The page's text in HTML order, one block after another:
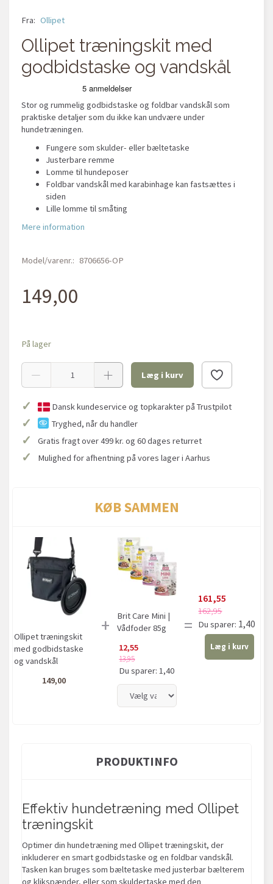
Fra: Ollipet
Ollipet træningskit med
godbidstaske og vandskål
Stor og rummelig godbidstaske og foldbar vandskål som
praktiske detaljer som du ikke kan undvære under
hundetræningen.
Fungere som skulder- eller bæltetaske
Justerbare remme
Lomme til hundeposer
Foldbar vandskål med karabinhage kan fastsættes i
siden
Lille lomme til småting
Mere information
Model/varenr.: 8706656-OP
149,00
På lager
Læg i kurv
✓ Dansk kundeservice og topkarakter på Trustpilot
✓ Tryghed, når du handler
✓ Gratis fragt over 499 kr. og 60 dages returret
✓ Mulighed for afhentning på vores lager i Aarhus
KØB SAMMEN
Ollipet træningskit
med godbidstaske
og vandskål
149,00
+
Brit Care Mini |
Vådfoder 85g
12,55
13,95
Du sparer:1,40
=
161,55
162,95
Du sparer: 1,40
Læg i kurv
PRODUKTINFO
Effektiv hundetræning med Ollipet
træningskit
Optimer din hundetræning med Ollipet træningskit, der
inkluderer en smart godbidstaske og en foldbar vandskål.
Tasken kan bruges som bæltetaske med justerbar bælterem
og klikspænder, eller som skuldertaske med den